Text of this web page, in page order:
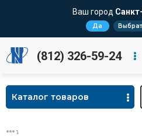
Ваш город
Да
(812) 326-59-24
Каталог товаров